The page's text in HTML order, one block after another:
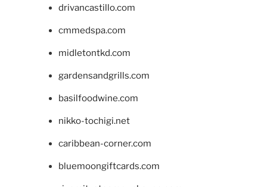
drivancastillo.com
cmmedspa.com
midletontkd.com
gardensandgrills.com
basilfoodwine.com
nikko-tochigi.net
caribbean-corner.com
bluemoongiftcards.com